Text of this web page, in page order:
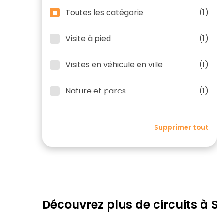
Toutes les catégorie (1)
Visite à pied (1)
Visites en véhicule en ville (1)
Nature et parcs (1)
Supprimer tout
Découvrez plus de circuits à